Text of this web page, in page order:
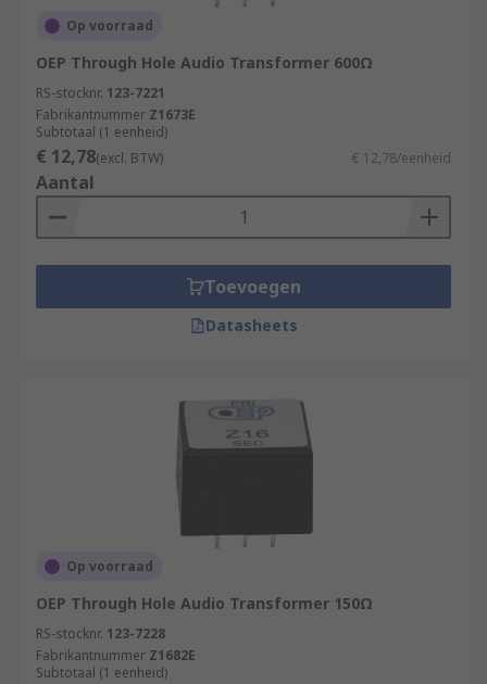
Op voorraad
OEP Through Hole Audio Transformer 600Ω
RS-stocknr. 123-7221
Fabrikantnummer Z1673E
Subtotaal (1 eenheid)
€ 12,78(excl. BTW) € 12,78/eenheid
Aantal
Toevoegen
Datasheets
Op voorraad
OEP Through Hole Audio Transformer 150Ω
RS-stocknr. 123-7228
Fabrikantnummer Z1682E
Subtotaal (1 eenheid)